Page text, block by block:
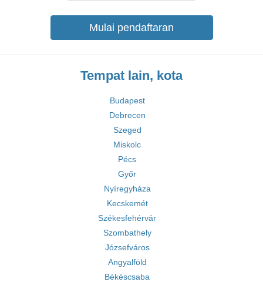
Mulai pendaftaran
Tempat lain, kota
Budapest
Debrecen
Szeged
Miskolc
Pécs
Győr
Nyíregyháza
Kecskemét
Székesfehérvár
Szombathely
Józsefváros
Angyalföld
Békéscsaba